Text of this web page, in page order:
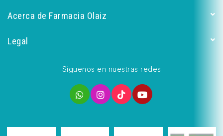
Acerca de Farmacia Olaiz
Legal
Síguenos en nuestras redes